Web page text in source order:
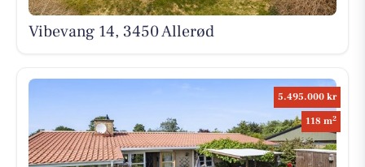
Vibevang 14, 3450 Allerød
5.495.000 kr
118 m2